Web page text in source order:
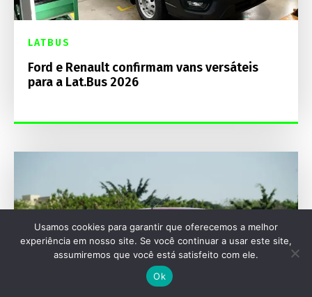
LATBUS
Ford e Renault confirmam vans versáteis
para a Lat.Bus 2026
Usamos cookies para garantir que oferecemos a melhor
experiência em nosso site. Se você continuar a usar este site,
assumiremos que você está satisfeito com ele.
Ok